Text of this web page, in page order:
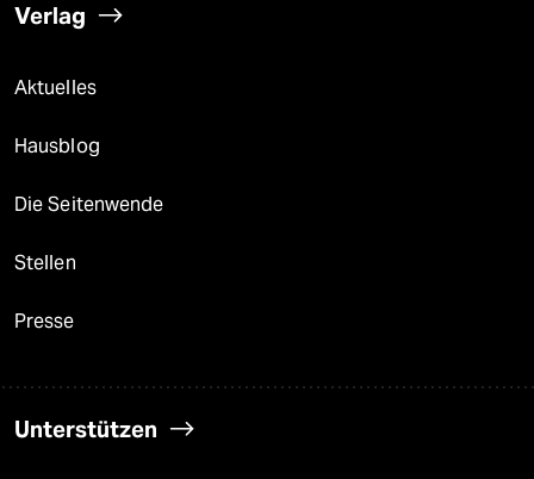
Verlag
Aktuelles
Hausblog
Die Seitenwende
Stellen
Presse
Unterstützen